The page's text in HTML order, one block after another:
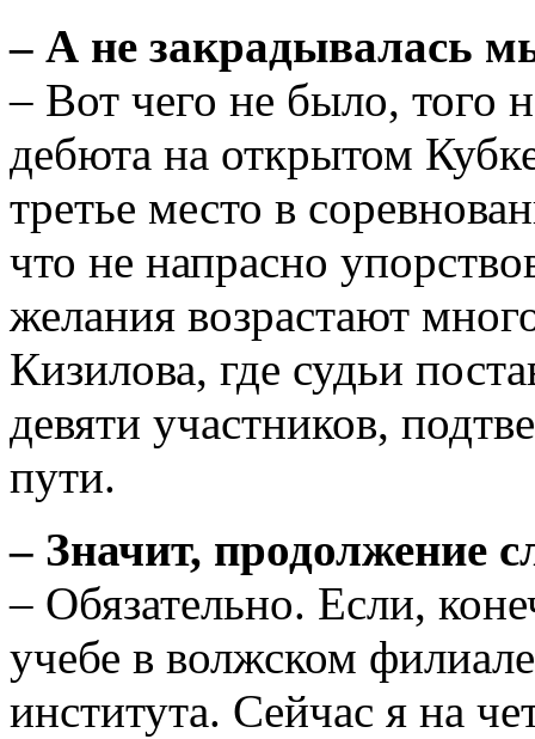
– А не закрадывалась
– Вот чего не было, того
дебюта на открытом
третье место в
что не напрасно
желания возрастают
Кизилова, где судьи
девяти участников,
пути.
– Значит, продолжение
– Обязательно. Если,
учебе в волжском
института. Сейчас я на